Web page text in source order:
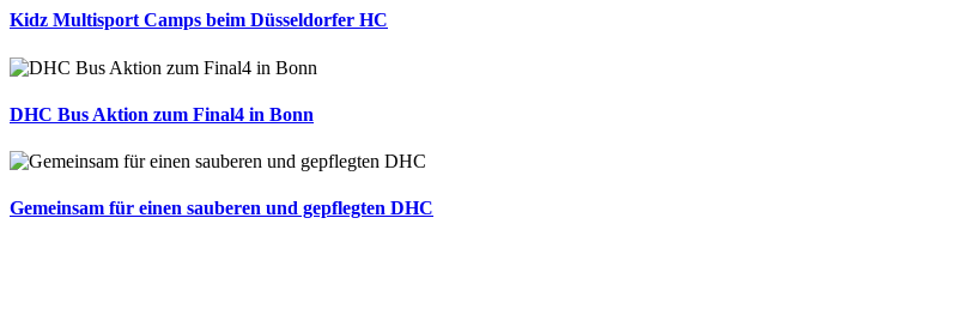
Kidz Multisport Camps beim Düsseldorfer HC
DHC Bus Aktion zum Final4 in Bonn
Gemeinsam für einen sauberen und gepflegten DHC